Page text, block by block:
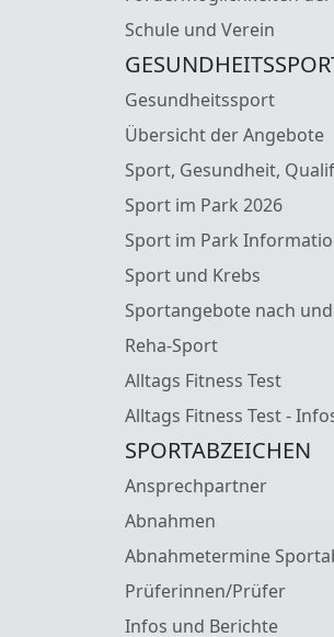
Schule und Verein
Gesundheitssport
Übersicht der Angebote
Sport, Gesundheit,
Sport im Park 2026
Sport im Park
Sport und Krebs
Sportangebote nach
Reha-Sport
Alltags Fitness Test
Alltags Fitness Test -
SPORTABZEICHEN
Ansprechpartner
Abnahmen
Abnahmetermine
Prüferinnen/Prüfer
Infos und Berichte